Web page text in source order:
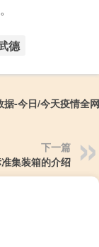
德
-今日/今天疫情全
下一篇
集装箱的介绍